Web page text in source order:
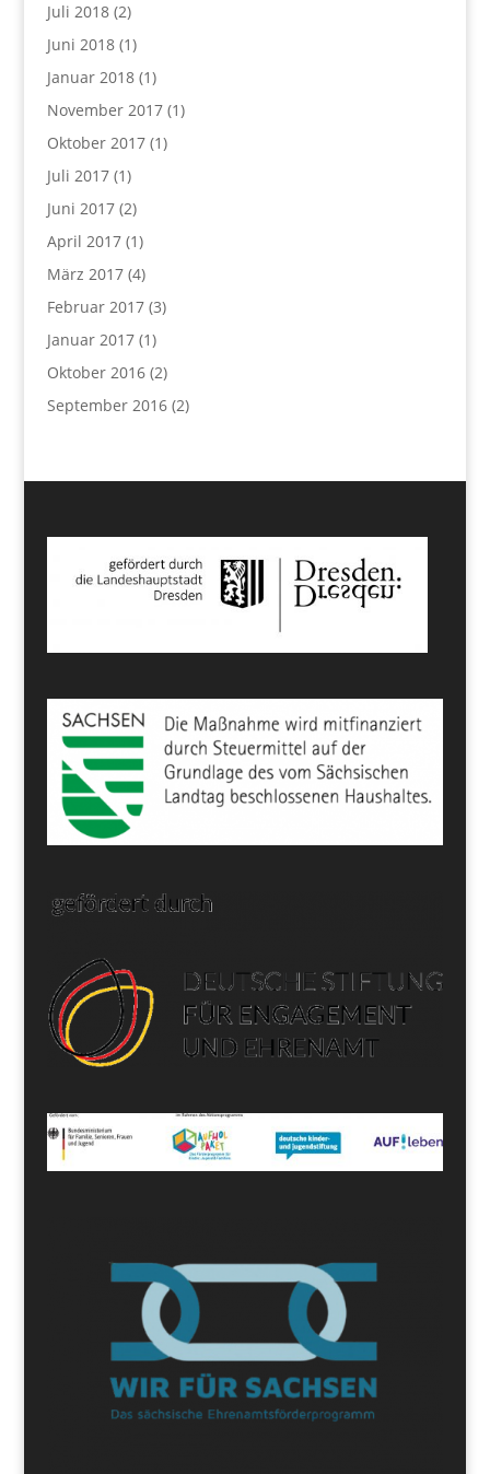
Juli 2018(2)
Juni 2018(1)
Januar 2018(1)
November 2017(1)
Oktober 2017(1)
Juli 2017(1)
Juni 2017(2)
April 2017(1)
März 2017(4)
Februar 2017(3)
Januar 2017(1)
Oktober 2016(2)
September 2016(2)